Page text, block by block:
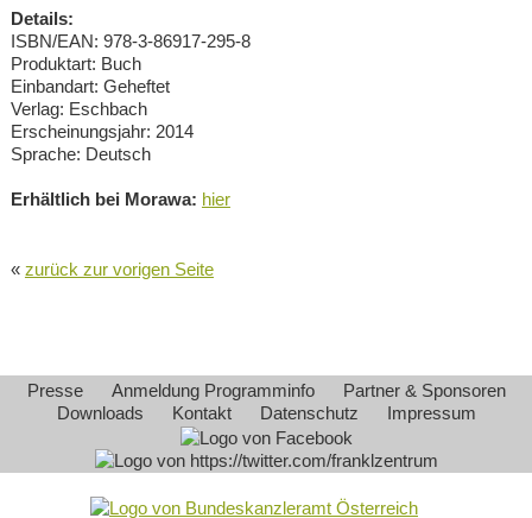
Details:
ISBN/EAN: 978-3-86917-295-8
Produktart: Buch
Einbandart: Geheftet
Verlag: Eschbach
Erscheinungsjahr: 2014
Sprache: Deutsch
Erhältlich bei Morawa: hier
« zurück zur vorigen Seite
Presse Anmeldung Programminfo
Partner & Sponsoren
Downloads
Kontakt Datenschutz Impressum